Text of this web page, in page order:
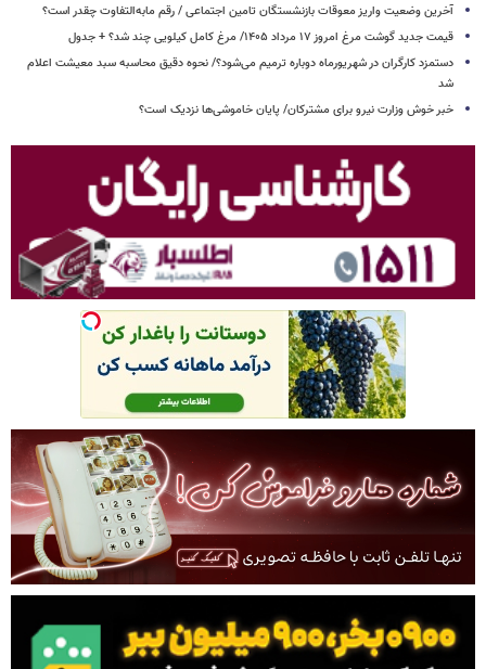
آخرین وضعیت واریز معوقات بازنشستگان تامین اجتماعی / رقم مابه‌التفاوت چقدر است؟
قیمت جدید گوشت مرغ امروز ۱۷ مرداد ۱۴۰۵/ مرغ کامل کیلویی چند شد؟ + جدول
دستمزد کارگران در شهریورماه دوباره ترمیم می‌شود؟/ نحوه دقیق محاسبه سبد معیشت اعلام
شد
خبر خوش وزارت نیرو برای مشترکان/ پایان خاموشی‌ها نزدیک است؟